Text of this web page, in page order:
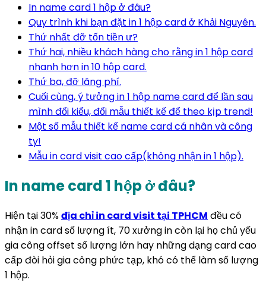
In name card 1 hộp ở đâu?
Quy trình khi bạn đặt in 1 hộp card ở Khải Nguyên.
Thứ nhất đỡ tốn tiền ư?
Thứ hai, nhiều khách hàng cho rằng in 1 hộp card
nhanh hơn in 10 hộp card.
Thứ ba, đỡ lãng phí.
Cuối cùng, ý tưởng in 1 hộp name card để lần sau
mình đổi kiểu, đổi mẫu thiết kế để theo kịp trend!
Một số mẫu thiết kế name card cá nhân và công
ty!
Mẫu in card visit cao cấp(không nhận in 1 hộp).
In name card 1 hộp ở đâu?
Hiện tại 30%địa chỉ in card visit tại TPHCM đều có
nhận in card số lượng ít, 70 xưởng in còn lại họ chủ yếu
gia công offset số lượng lớn hay những dạng card cao
cấp đòi hỏi gia công phức tạp, khó có thể làm số lượng
1 hộp.